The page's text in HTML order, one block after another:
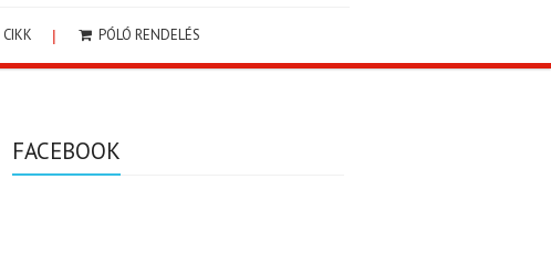
CIKK PÓLÓ RENDELÉS
FACEBOOK